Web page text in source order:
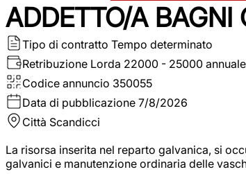
ADDETTO/A BAGNI
Tipo di contratto Tempo determinato
Retribuzione Lorda 22000 - 25000 annuale
Codice annuncio 350055
Data di pubblicazione 7/8/2026
Città Scandicci
La risorsa inserita nel reparto galvanica, si
galvanici e manutenzione ordinaria delle